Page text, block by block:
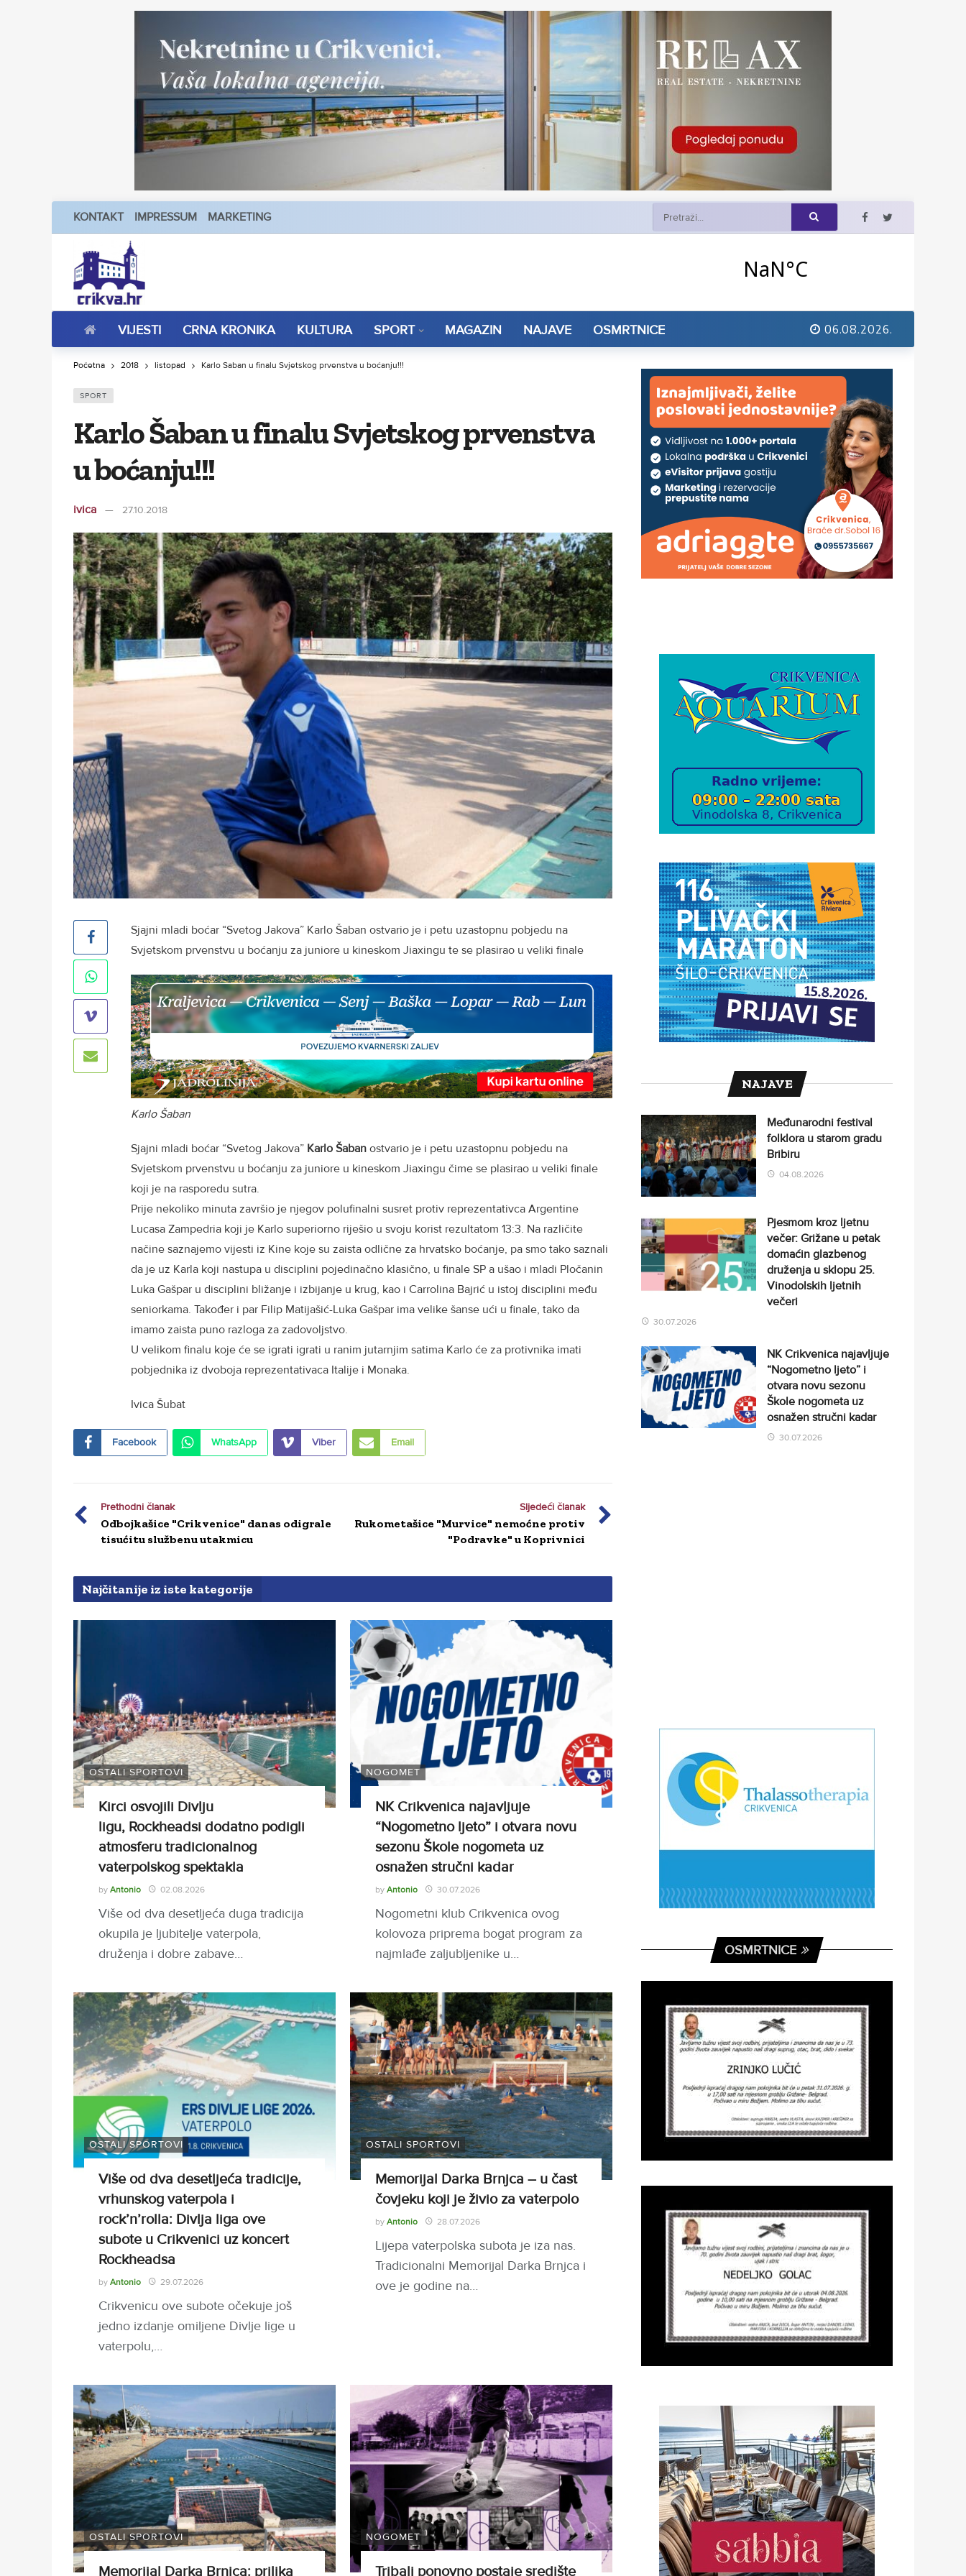
KONTAKT IMPRESSUM MARKETING
VIJESTI CRNA KRONIKA KULTURA SPORT MAGAZIN NAJAVE OSMRTNICE 06.08.2026.
Početna 2018 listopad Karlo Šaban u finalu Svjetskog prvenstva u boćanju!!!
SPORT
Karlo Šaban u finalu Svjetskog prvenstva
u boćanju!!!
ivica 27.10.2018
Sjajni mladi boćar “Svetog Jakova” Karlo Šaban ostvario je i petu uzastopnu pobjedu na
Svjetskom prvenstvu u boćanju za juniore u kineskom Jiaxingu te se plasirao u veliki finale
Karlo Šaban
Sjajni mladi boćar “Svetog Jakova” Karlo Šaban ostvario je i petu uzastopnu pobjedu na
Svjetskom prvenstvu u boćanju za juniore u kineskom Jiaxingu čime se plasirao u veliki finale
koji je na rasporedu sutra.
Prije nekoliko minuta završio je njegov polufinalni susret protiv reprezentativca Argentine
Lucasa Zampedria koji je Karlo superiorno riješio u svoju korist rezultatom 13:3. Na različite
načine saznajemo vijesti iz Kine koje su zaista odlične za hrvatsko boćanje, pa smo tako saznali
da je uz Karla koji nastupa u disciplini pojedinačno klasično, u finale SP a ušao i mladi Pločanin
Luka Gašpar u disciplini bližanje i izbijanje u krug, kao i Carrolina Bajrić u istoj disciplini među
seniorkama. Također i par Filip Matijašić-Luka Gašpar ima velike šanse ući u finale, tako da
imamo zaista puno razloga za zadovoljstvo.
U velikom finalu koje će se igrati igrati u ranim jutarnjim satima Karlo će za protivnika imati
pobjednika iz dvoboja reprezentativaca Italije i Monaka.
Ivica Šubat
Facebook WhatsApp Viber Email
Prethodni članak
Odbojkašice "Crikvenice" danas odigrale
tisućitu službenu utakmicu
Sljedeći članak
Rukometašice "Murvice" nemoćne protiv
"Podravke" u Koprivnici
Najčitanije iz iste kategorije
OSTALI SPORTOVI
Kirci osvojili Divlju
ligu, Rockheadsi dodatno podigli
atmosferu tradicionalnog
vaterpolskog spektakla
by Antonio 02.08.2026
Više od dva desetljeća duga tradicija
okupila je ljubitelje vaterpola,
druženja i dobre zabave…
NOGOMET
NK Crikvenica najavljuje
“Nogometno ljeto” i otvara novu
sezonu Škole nogometa uz
osnažen stručni kadar
by Antonio 30.07.2026
Nogometni klub Crikvenica ovog
kolovoza priprema bogat program za
najmlađe zaljubljenike u…
OSTALI SPORTOVI
Više od dva desetljeća tradicije,
vrhunskog vaterpola i
rock’n’rolla: Divlja liga ove
subote u Crikvenici uz koncert
Rockheadsa
by Antonio 29.07.2026
Crikvenicu ove subote očekuje još
jedno izdanje omiljene Divlje lige u
vaterpolu,…
OSTALI SPORTOVI
Memorijal Darka Brnjca – u čast
čovjeku koji je živio za vaterpolo
by Antonio 28.07.2026
Lijepa vaterpolska subota je iza nas.
Tradicionalni Memorijal Darka Brnjca i
ove je godine na…
OSTALI SPORTOVI
Memorijal Darka Brnjca: prilika
NOGOMET
Tribalj ponovno postaje središte
NAJAVE
Međunarodni festival
folklora u starom gradu
Bribiru
04.08.2026
Pjesmom kroz ljetnu
večer: Grižane u petak
domaćin glazbenog
druženja u sklopu 25.
Vinodolskih ljetnih
večeri
30.07.2026
NK Crikvenica najavljuje
“Nogometno ljeto” i
otvara novu sezonu
Škole nogometa uz
osnažen stručni kadar
30.07.2026
OSMRTNICE